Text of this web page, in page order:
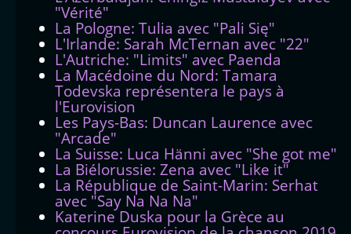
"Vérité"
La Pologne: Tulia avec "Pali Się"
L'Irlande: Sarah McTernan avec "22"
L'Autriche: "Limits" avec Paenda
La Macédoine du Nord: Tamara
Todevska représentera le pays à
l'Eurovision
Les Pays-Bas: Duncan Laurence avec
"Arcade"
La Suisse: Luca Hänni avec "She got me"
La Biélorussie: Zena avec "Like it"
La République de Saint-Marin: Serhat
avec "Say Na Na Na"
Katerine Duska pour la Grèce au